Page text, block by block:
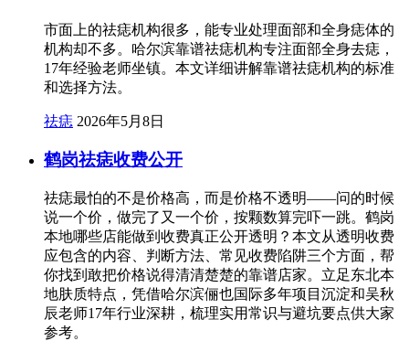
市面上的祛痣机构很多，能专业处理面部和全身痣体的
机构却不多。哈尔滨靠谱祛痣机构专注面部全身去痣，
17年经验老师坐镇。本文详细讲解靠谱祛痣机构的标准
和选择方法。
祛痣 2026年5月8日
鹤岗祛痣收费公开
祛痣最怕的不是价格高，而是价格不透明——问的时候
说一个价，做完了又一个价，按颗数算完吓一跳。鹤岗
本地哪些店能做到收费真正公开透明？本文从透明收费
应包含的内容、判断方法、常见收费陷阱三个方面，帮
你找到敢把价格说得清清楚楚的靠谱店家。立足东北本
地肤质特点，凭借哈尔滨俪也国际多年项目沉淀和吴秋
辰老师17年行业深耕，梳理实用常识与避坑要点供大家
参考。